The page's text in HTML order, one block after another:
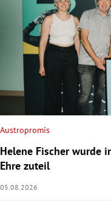
Austropromis
Helene Fischer wurde
Ehre zuteil
05.08.2026